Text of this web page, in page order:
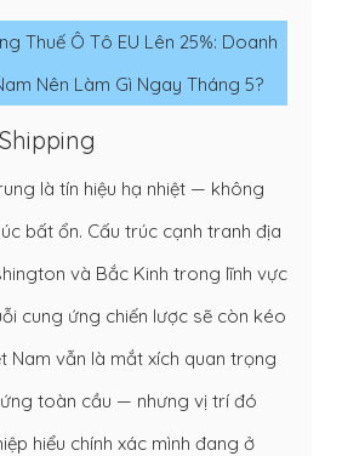
Thuế Ô Tô EU Lên 25%: Doanh
Nên Làm Gì Ngay Tháng 5?
là tín hiệu hạ nhiệt — không
bất ổn. Cấu trúc cạnh tranh địa
và Bắc Kinh trong lĩnh vực
cung ứng chiến lược sẽ còn kéo
Nam vẫn là mắt xích quan trọng
toàn cầu — nhưng vị trí đó
hiểu chính xác mình đang ở